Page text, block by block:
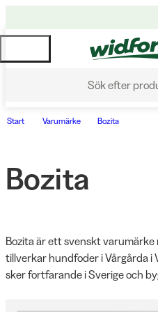
Sök efter
Start Varumärke Bozita
Bozita
Bozita är ett svenskt varumärke
tillverkar hundfoder i Vårgårda i
sker fortfarande i Sverige och
Hos Widforss hittar du Bozitas